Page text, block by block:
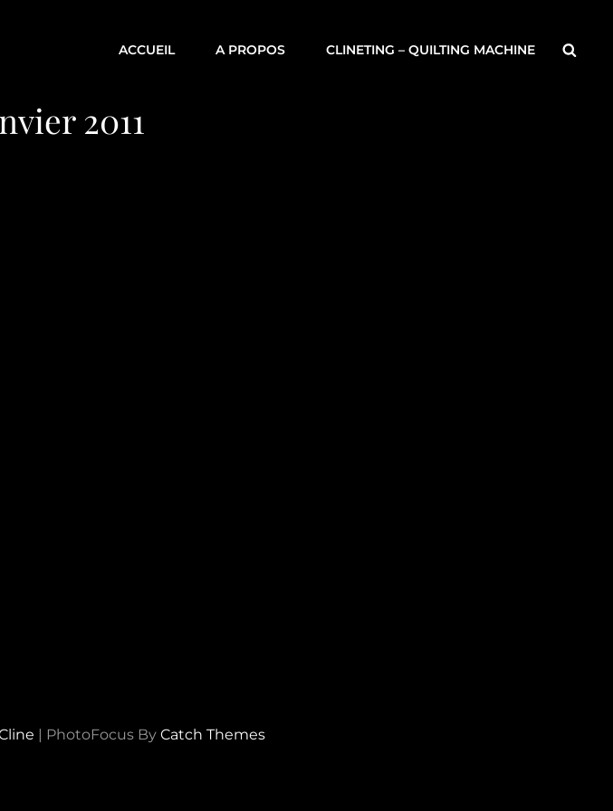
ACCUEIL A PROPOS CLINETING – QUILTING MACHINE
2011
| PhotoFocus By Catch Themes